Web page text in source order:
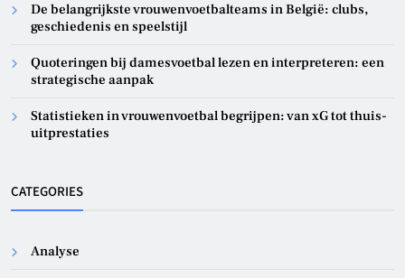
De belangrijkste vrouwenvoetbalteams in België: clubs,
geschiedenis en speelstijl
Quoteringen bij damesvoetbal lezen en interpreteren: een
strategische aanpak
Statistieken in vrouwenvoetbal begrijpen: van xG tot thuis-
uitprestaties
CATEGORIES
Analyse